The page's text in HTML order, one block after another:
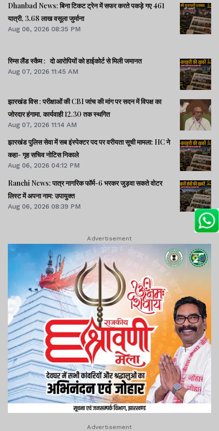
Dhanbad News: बिना टिकट ट्रेन में सफर करते पकड़े गए 461
यात्री, 3.68 लाख वसूला जुर्माना
Aug 06, 2026 08:35 PM
रिम्स लैंड स्कैम : दो आरोपियों को हाईकोर्ट से मिली जमानत
Aug 07, 2026 11:45 AM
झारखंड विस : परीक्षाओं की CBI जांच की मांग पर सदन में विपक्ष का
जोरदार हंगामा, कार्यवाही 12.30 तक स्थगित
Aug 07, 2026 11:14 AM
झारखंड पुलिस सेवा में सब इंस्पेक्टर पद पर वरीयता सूची मामला: HC ने
कहा- गृह सचिव नोटिस निकाले
Aug 06, 2026 04:12 PM
Ranchi News: पात्र नागरिक फॉर्म-6 भरकर जुड़वा सकते वोटर
लिस्ट में अपना नाम: उपायुक्त
Aug 06, 2026 08:39 PM
Advertisement
Advertisement